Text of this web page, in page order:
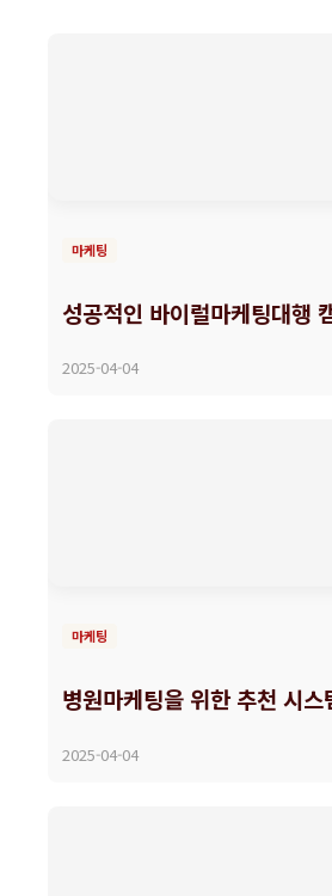
마케팅
성공적인 바이럴마케팅대행
2025-04-04
마케팅
병원마케팅을 위한 추천 시스
2025-04-04